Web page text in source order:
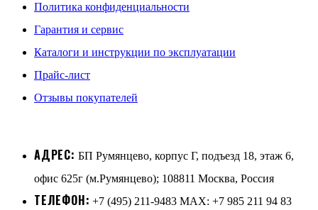
Политика конфиденциальности
Гарантия и сервис
Каталоги и инструкции по эксплуатации
Прайс-лист
Отзывы покупателей
АДРЕС: БП Румянцево, корпус Г, подъезд 18, этаж 6,
офис 625г (м.Румянцево); 108811 Москва, Россия
ТЕЛЕФОН: +7 (495) 211-9483 MAX: +7 985 211 94 83